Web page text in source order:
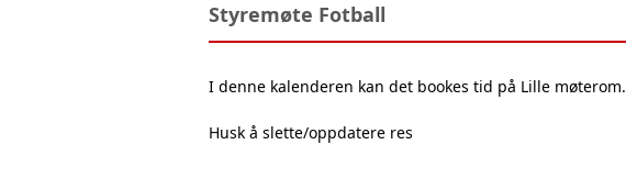
Styremøte Fotball
I denne kalenderen kan det bookes tid på Lille møterom.
Husk å slette/oppdatere res